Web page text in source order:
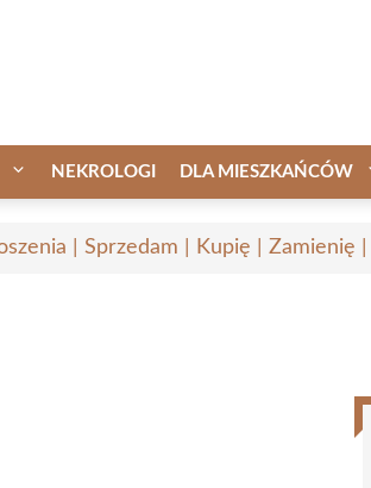
NEKROLOGI DLA MIESZKAŃCÓW
| Sprzedam | Kupię | Zamienię |